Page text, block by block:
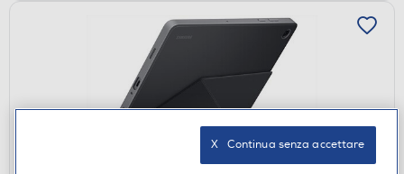
X   Continua senza accettare